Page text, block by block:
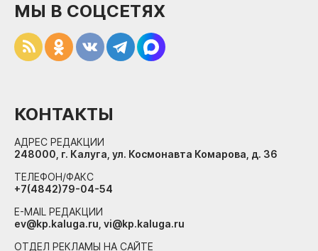
МЫ В СОЦСЕТЯХ
КОНТАКТЫ
АДРЕС РЕДАКЦИИ
248000, г. Калуга, ул. Космонавта Комарова, д. 36
ТЕЛЕФОН/ФАКС
+7(4842)79-04-54
E-MAIL РЕДАКЦИИ
ev@kp.kaluga.ru, vi@kp.kaluga.ru
ОТДЕЛ РЕКЛАМЫ НА САЙТЕ